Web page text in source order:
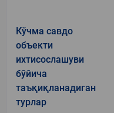
Кўчма савдо
объекти
ихтисослашуви
бўйича
таъқиқланадиган
турлар